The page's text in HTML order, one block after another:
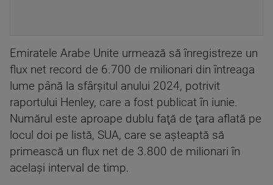
Emiratele Arabe Unite urmează să înregistreze un
flux net record de 6.700 de milionari din întreaga
lume până la sfârşitul anului 2024, potrivit
raportului Henley, care a fost publicat în iunie.
Numărul este aproape dublu faţă de ţara aflată pe
locul doi pe listă, SUA, care se aşteaptă să
primească un flux net de 3.800 de milionari în
acelaşi interval de timp.